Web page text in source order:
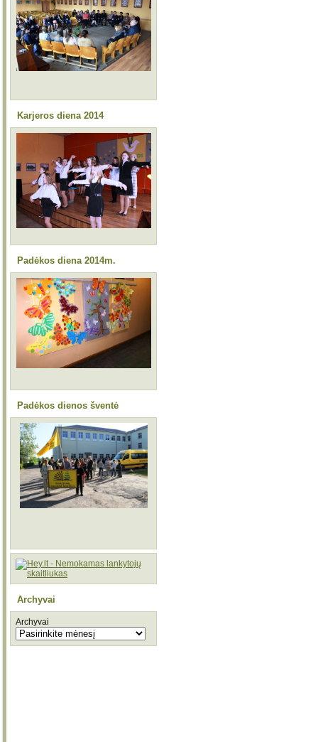
Karjeros diena 2014
Padėkos diena 2014m.
Padėkos dienos šventė
Archyvai
Archyvai